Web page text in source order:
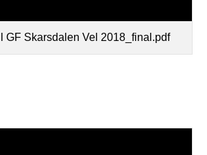
GF Skarsdalen Vel 2018_final.pdf